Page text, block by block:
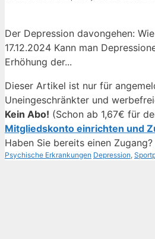
Der Depression davongehen:
17.12.2024 Kann man
Erhöhung der...
Dieser Artikel ist nur für
Uneingeschränkter und
Kein Abo! (Schon ab 1,67€ für
Mitgliedskonto einrichten und
Haben Sie bereits einen Zugang?
Kategorien
Psychische Erkrankungen Schlagwörter
Depression,